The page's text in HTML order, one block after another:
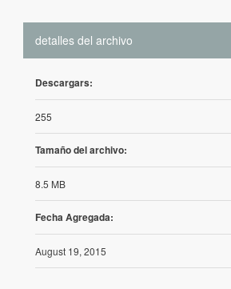
detalles del archivo
Descargars:
255
Tamaño del archivo:
8.5 MB
Fecha Agregada:
August 19, 2015